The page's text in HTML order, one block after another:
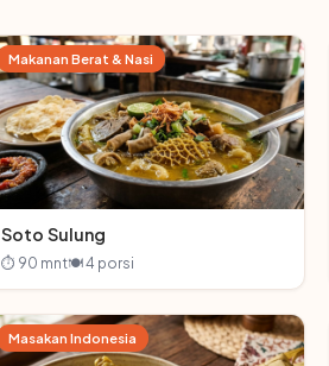
Makanan Berat & Nasi
Soto Sulung
⏱ 90 mnt🍽 4 porsi
Masakan Indonesia